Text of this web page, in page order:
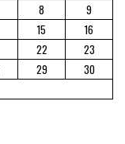
8
9
15
16
22
23
29
30